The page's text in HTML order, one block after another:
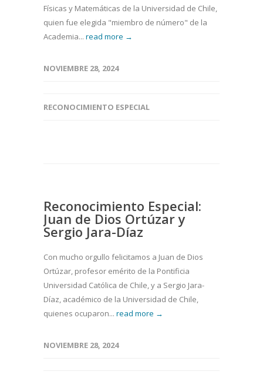
Físicas y Matemáticas de la Universidad de Chile,
quien fue elegida "miembro de número" de la
Academia... read more →
NOVIEMBRE 28, 2024
RECONOCIMIENTO ESPECIAL
Reconocimiento Especial:
Juan de Dios Ortúzar y
Sergio Jara-Díaz
Con mucho orgullo felicitamos a Juan de Dios
Ortúzar, profesor emérito de la Pontificia
Universidad Católica de Chile, y a Sergio Jara-
Díaz, académico de la Universidad de Chile,
quienes ocuparon... read more →
NOVIEMBRE 28, 2024